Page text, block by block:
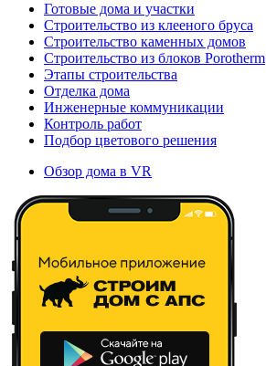
Готовые дома и участки
Строительство из клееного бруса
Строительство каменных домов
Строительство из блоков Porotherm
Этапы строительства
Отделка дома
Инженерные коммуникации
Контроль работ
Подбор цветового решения
Обзор дома в VR